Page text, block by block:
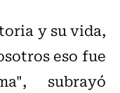
y su vida,
eso fue
subrayó